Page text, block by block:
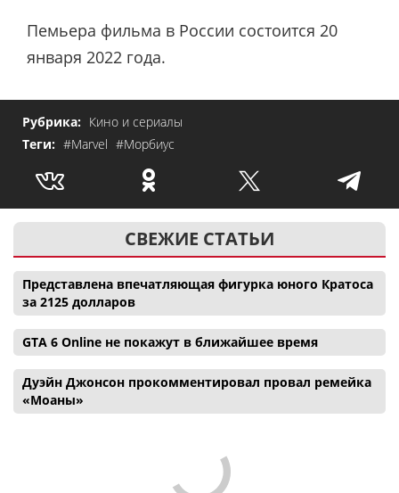
Пемьера фильма в России состоится 20
января 2022 года.
Рубрика: Кино и сериалы
Теги: #Marvel #Морбиус
СВЕЖИЕ СТАТЬИ
Представлена впечатляющая фигурка юного Кратоса
за 2125 долларов
GTA 6 Online не покажут в ближайшее время
Дуэйн Джонсон прокомментировал провал ремейка
«Моаны»